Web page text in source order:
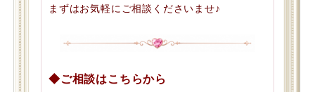
まずはお気軽にご相談くださいませ♪
◆ご相談はこちらから